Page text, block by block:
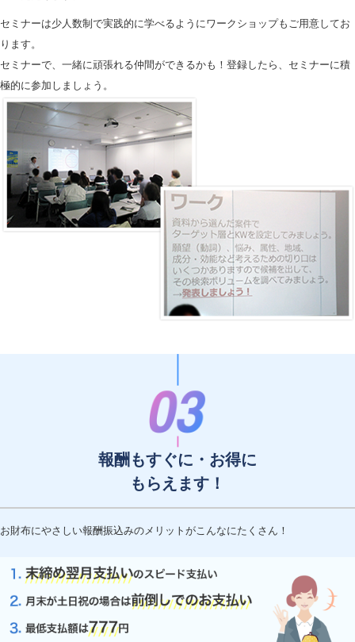
セミナーは少人数制で実践的に学べるようにワークショップもご用意してお
ります。
セミナーで、一緒に頑張れる仲間ができるかも！登録したら、セミナーに積
極的に参加しましょう。
報酬もすぐに・お得に
もらえます！
お財布にやさしい報酬振込みのメリットがこんなにたくさん！